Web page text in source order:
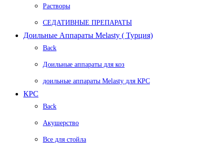
Растворы
СЕДАТИВНЫЕ ПРЕПАРАТЫ
Доильные Аппараты Melasty ( Турция)
Back
Доильные аппараты для коз
доильные аппараты Melasty для КРС
КРС
Back
Акушерство
Все для стойла